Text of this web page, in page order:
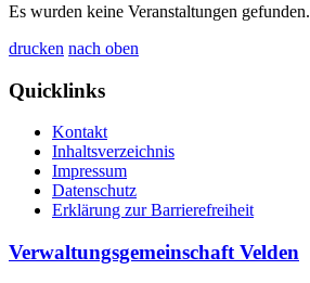
Es wurden keine Veranstaltungen gefunden.
drucken nach oben
Quicklinks
Kontakt
Inhaltsverzeichnis
Impressum
Datenschutz
Erklärung zur Barrierefreiheit
Verwaltungsgemeinschaft Velden